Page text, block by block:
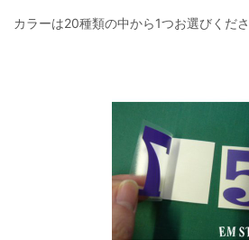
カラーは20種類の中から1つお選びくださ